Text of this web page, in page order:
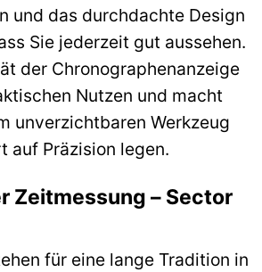
und das durchdachte Design
Sie jederzeit gut aussehen.
der Chronographenanzeige
Nutzen und macht
unverzichtbaren Werkzeug
auf Präzision legen.
Zeitmessung – Sector
für eine lange Tradition in